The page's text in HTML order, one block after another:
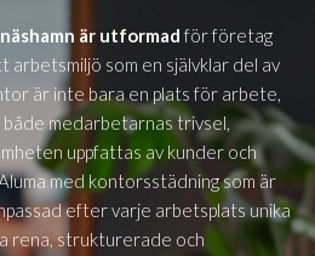
är utformad för företag
arbetsmiljö som en självklar del av
är inte bara en plats för arbete,
både medarbetarnas trivsel,
uppfattas av kunder och
med kontorsstädning som är
efter varje arbetsplats unika
rena, strukturerade och